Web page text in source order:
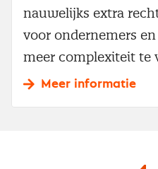
nauwelijks extra
voor ondernemers
meer complexiteit te
Meer informatie